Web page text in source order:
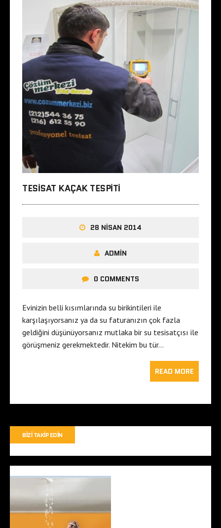
TESISAT KAÇAK TESPITI
28 NISAN 2014
ADMIN
0 COMMENTS
Evinizin belli kısımlarında su birikintileri ile
karşılaşıyorsanız ya da su faturanızın çok fazla
geldiğini düşünüyorsanız mutlaka bir su tesisatçısı ile
görüşmeniz gerekmektedir. Nitekim bu tür…
READ MORE
BIZI TAKIP EDIN